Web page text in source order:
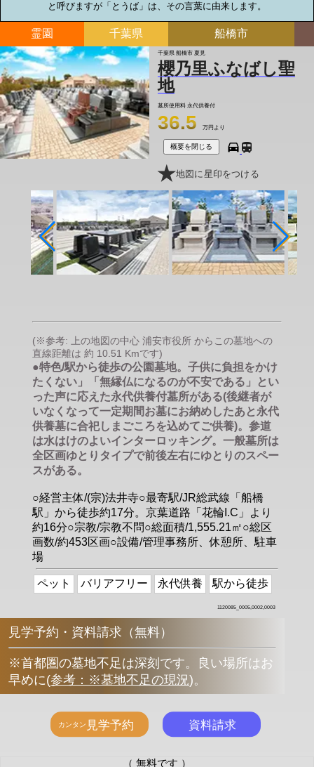
と呼びますが「とうば」は、その言葉に由来します。
霊園 千葉県 船橋市
千葉県 船橋市 夏見
櫻乃里ふなばし聖
地
墓所使用料 永代供養付
36.5 万円より
概要を閉じる
地図に星印をつける
(※参考: 上の地図の中心 浦安市役所 からこの墓地への
直線距離は 約 10.51 Kmです)
●特色/駅から徒歩の公園墓地。子供に負担をかけ
たくない」「無縁仏になるのが不安である」とい
った声に応えた永代供養付墓所がある(後継者が
いなくなって一定期間お墓にお納めしたあと永代
供養墓に合祀しまごころを込めてご供養)。参道
は水はけのよいインターロッキング。一般墓所は
全区画ゆとりタイプで前後左右にゆとりのスペー
スがある。
○経営主体/(宗)法井寺○最寄駅/JR総武線「船橋
駅」から徒歩約17分。京葉道路「花輪I.C」より
約16分○宗教/宗教不問○総面積/1,555.21㎡○総区
画数/約453区画○設備/管理事務所、休憩所、駐車
場
ペット バリアフリー 永代供養 駅から徒歩
1120085_0005,0002,0003
見学予約・資料請求（無料）
※首都圏の墓地不足は深刻です。良い場所はお
早めに(参考：※墓地不足の現況)。
（ 無料です ）